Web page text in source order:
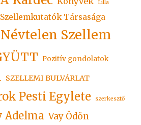
Lilla
Társasága
Névtelen Szellem
Pozitív gondolatok
SZELLEMI BULVÁRLAT
Pesti Egylete szerkesztő
Adelma Vay Ödön